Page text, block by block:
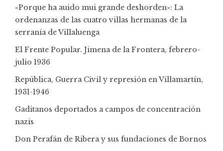
«Porque ha auido mui grande deshorden»: La
ordenanzas de las cuatro villas hermanas de la
serranía de Villaluenga
El Frente Popular. Jimena de la Frontera, febrero-
julio 1936
República, Guerra Civil y represión en Villamartín,
1931-1946
Gaditanos deportados a campos de concentración
nazis
Don Perafán de Ribera y sus fundaciones de Bornos